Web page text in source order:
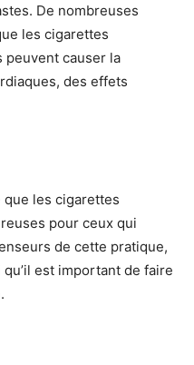
De nombreuses
les cigarettes
causer la
des effets
que les cigarettes
pour ceux qui
de cette pratique,
est important de faire